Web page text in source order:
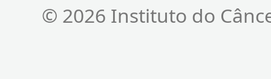
© 2026 Instituto do